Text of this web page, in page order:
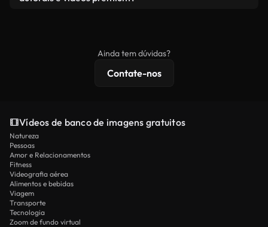
licenciamento estendidas.
Ainda tem dúvidas?
Contate-nos
Vídeos de banco de imagens gratuitos
Natureza
Pessoas
Amor e Relacionamentos
Fitness
Videografia aérea
Alimentos e bebidas
Viagem
Transporte
Tecnologia
Zoom de fundo virtual